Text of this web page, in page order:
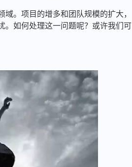
。项目的增多和团队规模的扩大，
。如何处理这一问题呢？或许我们可